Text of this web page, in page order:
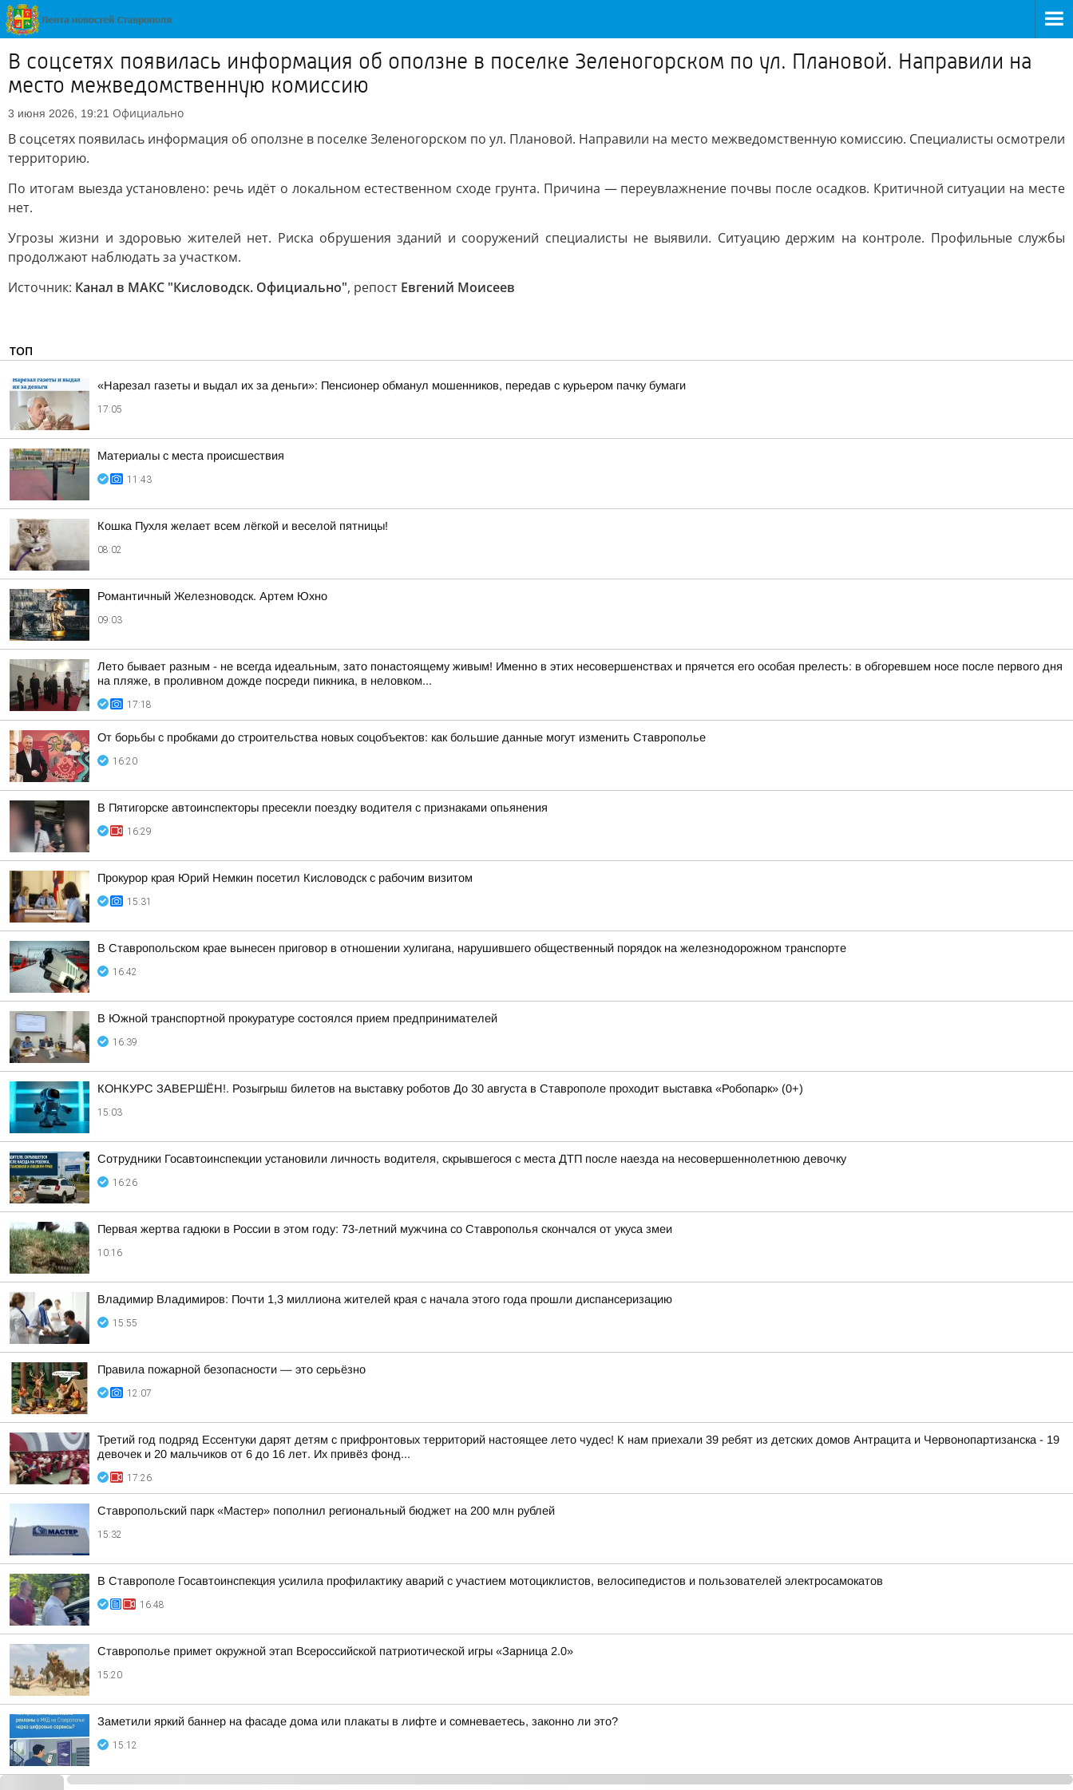
В соцсетях появилась информация об оползне в поселке Зеленогорском по ул. Плановой. Направили на
место межведомственную комиссию
3 июня 2026, 19:21 Официально
В соцсетях появилась информация об оползне в поселке Зеленогорском по ул. Плановой. Направили на место межведомственную комиссию. Специалисты осмотрели
территорию.
По итогам выезда установлено: речь идёт о локальном естественном сходе грунта. Причина — переувлажнение почвы после осадков. Критичной ситуации на месте
нет.
Угрозы жизни и здоровью жителей нет. Риска обрушения зданий и сооружений специалисты не выявили. Ситуацию держим на контроле. Профильные службы
продолжают наблюдать за участком.
Источник: Канал в МАКС "Кисловодск. Официально", репост Евгений Моисеев
ТОП
«Нарезал газеты и выдал их за деньги»: Пенсионер обманул мошенников, передав с курьером пачку бумаги
17:05
Материалы с места происшествия
11:43
Кошка Пухля желает всем лёгкой и веселой пятницы!
08:02
Романтичный Железноводск. Артем Юхно
09:03
Лето бывает разным - не всегда идеальным, зато понастоящему живым! Именно в этих несовершенствах и прячется его особая прелесть: в обгоревшем носе после первого дня
на пляже, в проливном дожде посреди пикника, в неловком...
17:18
От борьбы с пробками до строительства новых соцобъектов: как большие данные могут изменить Ставрополье
16:20
В Пятигорске автоинспекторы пресекли поездку водителя с признаками опьянения
16:29
Прокурор края Юрий Немкин посетил Кисловодск с рабочим визитом
15:31
В Ставропольском крае вынесен приговор в отношении хулигана, нарушившего общественный порядок на железнодорожном транспорте
16:42
В Южной транспортной прокуратуре состоялся прием предпринимателей
16:39
КОНКУРС ЗАВЕРШЁН!. Розыгрыш билетов на выставку роботов До 30 августа в Ставрополе проходит выставка «Робопарк» (0+)
15:03
Сотрудники Госавтоинспекции установили личность водителя, скрывшегося с места ДТП после наезда на несовершеннолетнюю девочку
16:26
Первая жертва гадюки в России в этом году: 73-летний мужчина со Ставрополья скончался от укуса змеи
10:16
Владимир Владимиров: Почти 1,3 миллиона жителей края с начала этого года прошли диспансеризацию
15:55
Правила пожарной безопасности — это серьёзно
12:07
Третий год подряд Ессентуки дарят детям с прифронтовых территорий настоящее лето чудес! К нам приехали 39 ребят из детских домов Антрацита и Червонопартизанска - 19
девочек и 20 мальчиков от 6 до 16 лет. Их привёз фонд...
17:26
Ставропольский парк «Мастер» пополнил региональный бюджет на 200 млн рублей
15:32
В Ставрополе Госавтоинспекция усилила профилактику аварий с участием мотоциклистов, велосипедистов и пользователей электросамокатов
16:48
Ставрополье примет окружной этап Всероссийской патриотической игры «Зарница 2.0»
15:20
Заметили яркий баннер на фасаде дома или плакаты в лифте и сомневаетесь, законно ли это?
15:12